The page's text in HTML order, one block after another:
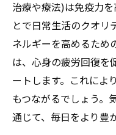
治療や療法)は免疫力
とで日常生活のクオリ
ネルギーを高めるため
は、心身の疲労回復を
ートします。これによ
もつながるでしょう。
通じて、毎日をより豊